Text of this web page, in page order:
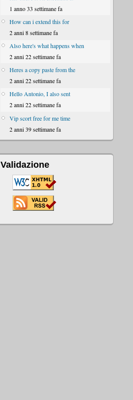
1 anno 33 settimane fa
How can i extend this for
2 anni 8 settimane fa
Also here's what happens when
2 anni 22 settimane fa
Heres a copy paste from the
2 anni 22 settimane fa
Hello Antonio, I also sent
2 anni 22 settimane fa
Vip scort free for me time
2 anni 39 settimane fa
Validazione